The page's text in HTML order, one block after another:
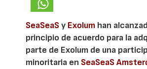
SeaSeaSy Exolum han
principio de acuerdo para la
parte de Exolum de una
minoritaria en SeaSeaS